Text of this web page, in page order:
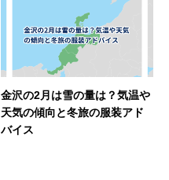
金沢の2月は雪の量は？気温や
天気の傾向と冬旅の服装アド
バイス